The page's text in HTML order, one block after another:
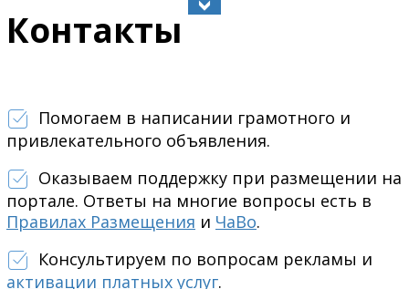
Контакты
Помогаем в написании грамотного и
привлекательного объявления.
Оказываем поддержку при размещении на
портале. Ответы на многие вопросы есть в
Правилах Размещения и ЧаВо.
Консультируем по вопросам рекламы и
активации платных услуг.